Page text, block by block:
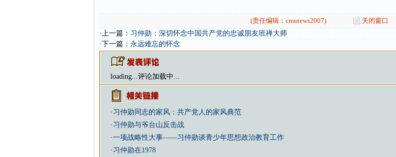
(责任编辑：cmsnews2007)
关闭窗口
·上一篇： 习仲勋：深切怀念中国共产党的忠诚朋友班禅大师
·下一篇： 永远难忘的怀念
loading...评论加载中...
· 习仲勋同志的家风：共产党人的家风典范
· 习仲勋与爷台山反击战
·一项战略性大事——习仲勋谈青少年思想政治教育工作
· 习仲勋在1978